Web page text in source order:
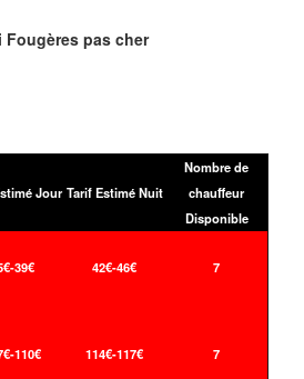
Fougères pas cher
Jour Tarif Estimé Nuit
Nombre de
chauffeur
Disponible
39€ 42€-46€ 7
110€ 114€-117€ 7